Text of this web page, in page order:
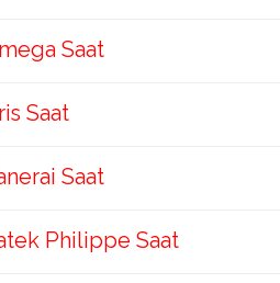
Saat
Saat
Saat
Philippe Saat